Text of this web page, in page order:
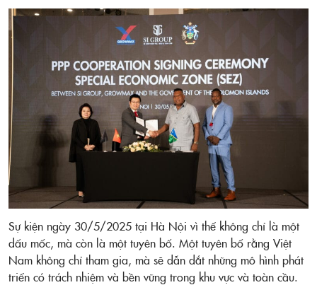
Sự kiện ngày 30/5/2025 tại Hà Nội vì thế không chỉ là một
dấu mốc, mà còn là một tuyên bố. Một tuyên bố rằng Việt
Nam không chỉ tham gia, mà sẽ dẫn dắt những mô hình phát
triển có trách nhiệm và bền vững trong khu vực và toàn cầu.